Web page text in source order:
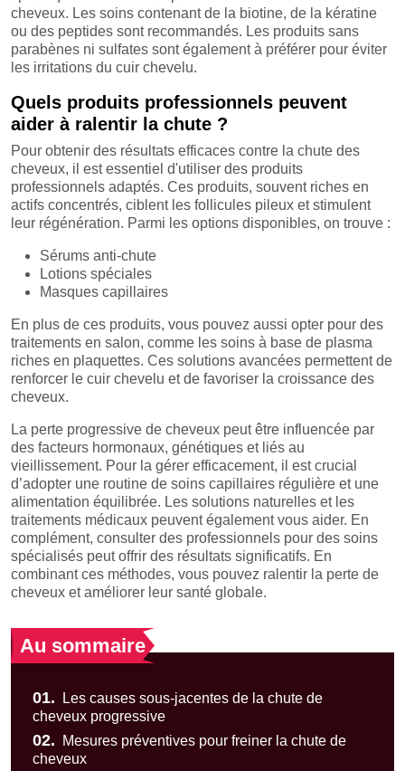
cheveux. Les soins contenant de la biotine, de la kératine
ou des peptides sont recommandés. Les produits sans
parabènes ni sulfates sont également à préférer pour éviter
les irritations du cuir chevelu.
Quels produits professionnels peuvent
aider à ralentir la chute ?
Pour obtenir des résultats efficaces contre la chute des
cheveux, il est essentiel d'utiliser des produits
professionnels adaptés. Ces produits, souvent riches en
actifs concentrés, ciblent les follicules pileux et stimulent
leur régénération. Parmi les options disponibles, on trouve :
Sérums anti-chute
Lotions spéciales
Masques capillaires
En plus de ces produits, vous pouvez aussi opter pour des
traitements en salon, comme les soins à base de plasma
riches en plaquettes. Ces solutions avancées permettent de
renforcer le cuir chevelu et de favoriser la croissance des
cheveux.
La perte progressive de cheveux peut être influencée par
des facteurs hormonaux, génétiques et liés au
vieillissement. Pour la gérer efficacement, il est crucial
d’adopter une routine de soins capillaires régulière et une
alimentation équilibrée. Les solutions naturelles et les
traitements médicaux peuvent également vous aider. En
complément, consulter des professionnels pour des soins
spécialisés peut offrir des résultats significatifs. En
combinant ces méthodes, vous pouvez ralentir la perte de
cheveux et améliorer leur santé globale.
Au sommaire
01.
Les causes sous-jacentes de la chute de
cheveux progressive
02.
Mesures préventives pour freiner la chute de
cheveux